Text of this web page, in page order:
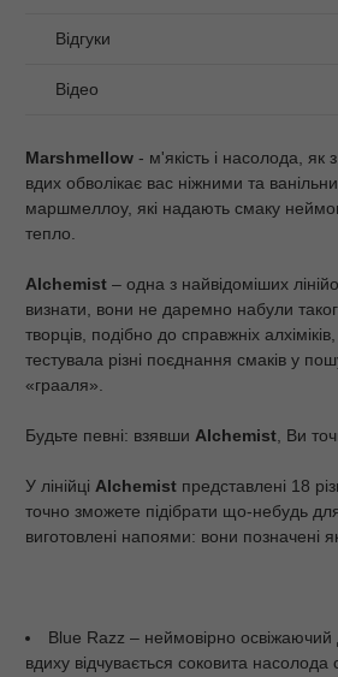
Відгуки
Відео
Marshmellow - м'якість і насолода, як
вдих обволікає вас ніжними та
маршмеллоу, які надають смаку
тепло.
Alchemist – одна з найвідоміших
визнати, вони не даремно набули
творців, подібно до справжніх алхіміків,
тестувала різні поєднання смаків у
«грааля».
Будьте певні: взявши Alchemist , Ви
У лінійці Alchemist представлені 18
точно зможете підібрати що-небудь
виготовлені напоями: вони позначені
Blue Razz – неймовірно
вдиху відчувається соковита насолода